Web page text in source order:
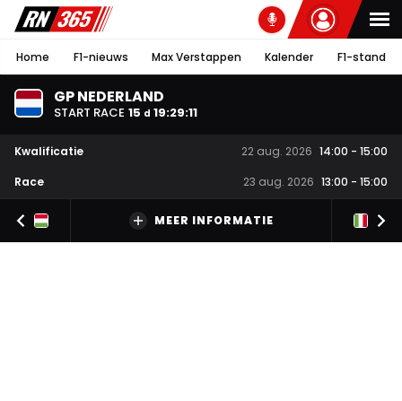
Home F1-nieuws Max Verstappen Kalender F1-stand
GP NEDERLAND
START RACE 15 d 19:29:10
Kwalificatie 22 aug. 2026 14:00 - 15:00
Race
23 aug. 2026 13:00 - 15:00
MEER INFORMATIE